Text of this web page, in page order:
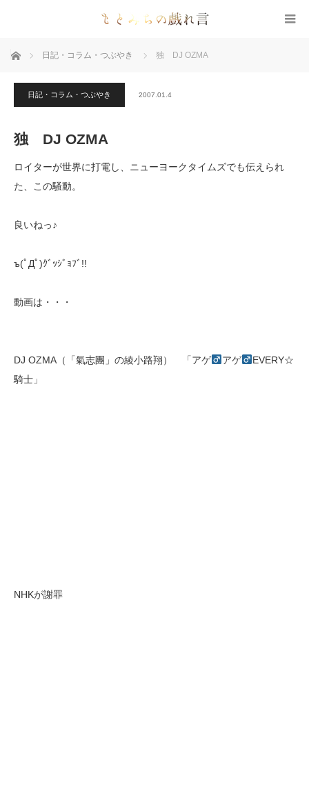
ホーム 日記・コラム・つぶやき 独 DJ OZMA
日記・コラム・つぶやき 2007.01.4
独 DJ OZMA
ロイターが世界に打電し、ニューヨークタイムズでも伝えられ
た、この騒動。
良いねっ♪
ъ(ﾟДﾟ)ｸﾞｯｼﾞｮﾌﾞ!!
動画は・・・
DJ OZMA（「氣志團」の綾小路翔） 「アゲ アゲ
EVERY☆
騎士」
NHKが謝罪